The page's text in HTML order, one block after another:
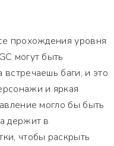
прохождения уровня
могут быть
баги, и это
и яркая
могло бы быть
держит в
чтобы раскрыть